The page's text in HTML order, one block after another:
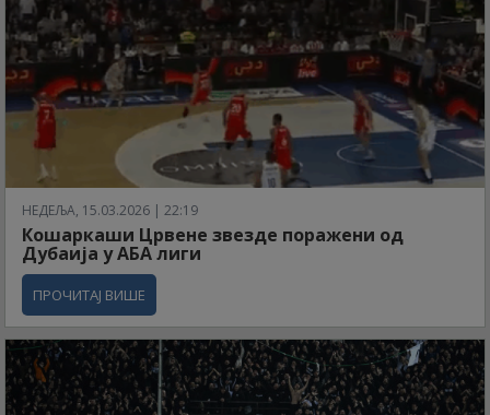
НЕДЕЉА, 15.03.2026 | 22:19
Кошаркаши Црвене звезде поражени од
Дубаија у АБА лиги
ПРОЧИТАЈ ВИШЕ